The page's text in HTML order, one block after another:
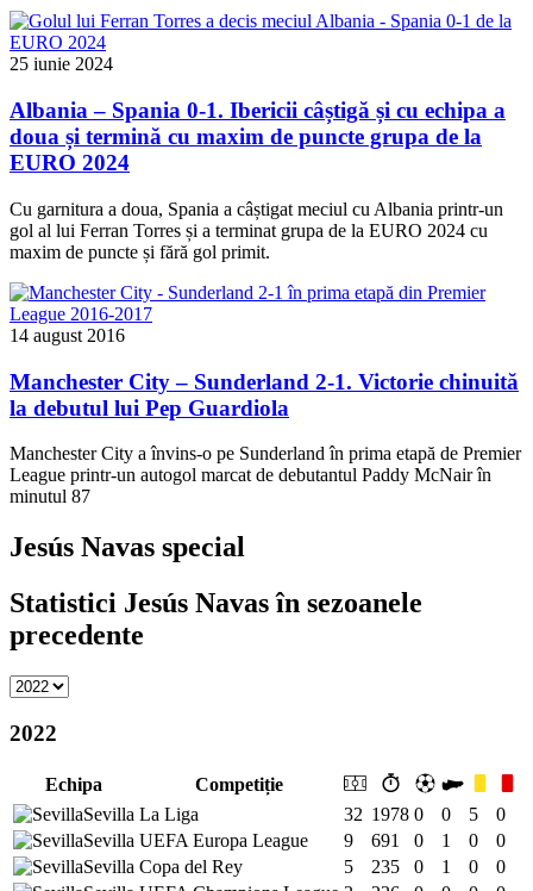
25 iunie 2024
Albania – Spania 0-1. Ibericii câștigă și cu echipa a
doua și termină cu maxim de puncte grupa de la
EURO 2024
Cu garnitura a doua, Spania a câștigat meciul cu Albania printr-un
gol al lui Ferran Torres și a terminat grupa de la EURO 2024 cu
maxim de puncte și fără gol primit.
14 august 2016
Manchester City – Sunderland 2-1. Victorie chinuită
la debutul lui Pep Guardiola
Manchester City a învins-o pe Sunderland în prima etapă de Premier
League printr-un autogol marcat de debutantul Paddy McNair în
minutul 87
Jesús Navas special
Statistici Jesús Navas în sezoanele
precedente
2022
Echipa
Competiție
Sevilla La Liga 32 1978 0 0 5
0
Sevilla UEFA Europa League 9 691 0 1 0
0
Sevilla Copa del Rey 5 235 0 1 0
0